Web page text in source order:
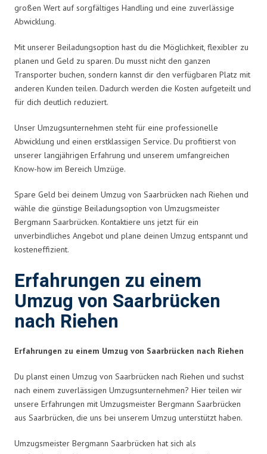
großen Wert auf sorgfältiges Handling und eine zuverlässige
Abwicklung.
Mit unserer Beiladungsoption hast du die Möglichkeit, flexibler zu
planen und Geld zu sparen. Du musst nicht den ganzen
Transporter buchen, sondern kannst dir den verfügbaren Platz mit
anderen Kunden teilen. Dadurch werden die Kosten aufgeteilt und
für dich deutlich reduziert.
Unser Umzugsunternehmen steht für eine professionelle
Abwicklung und einen erstklassigen Service. Du profitierst von
unserer langjährigen Erfahrung und unserem umfangreichen
Know-how im Bereich Umzüge.
Spare Geld bei deinem Umzug von Saarbrücken nach Riehen und
wähle die günstige Beiladungsoption von Umzugsmeister
Bergmann Saarbrücken. Kontaktiere uns jetzt für ein
unverbindliches Angebot und plane deinen Umzug entspannt und
kosteneffizient.
Erfahrungen zu einem
Umzug von Saarbrücken
nach Riehen
Erfahrungen zu einem Umzug von Saarbrücken nach Riehen
Du planst einen Umzug von Saarbrücken nach Riehen und suchst
nach einem zuverlässigen Umzugsunternehmen? Hier teilen wir
unsere Erfahrungen mit Umzugsmeister Bergmann Saarbrücken
aus Saarbrücken, die uns bei unserem Umzug unterstützt haben.
Umzugsmeister Bergmann Saarbrücken hat sich als